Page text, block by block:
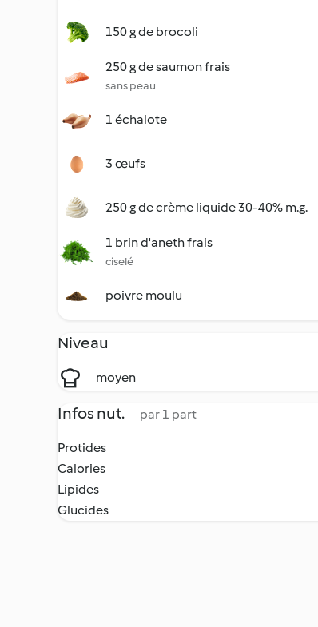
150 g de brocoli
250 g de saumon frais
sans peau
1 échalote
3 œufs
250 g de crème liquide 30-40% m.g.
1 brin d'aneth frais
ciselé
poivre moulu
Niveau
moyen
Infos nut. par 1 part
Protides
Calories
Lipides
Glucides